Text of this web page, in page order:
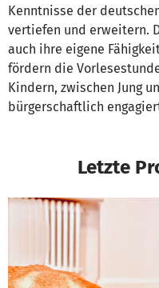
Kenntnisse der
vertiefen und erweitern.
auch ihre eigene
fördern die
Kindern, zwischen Jung
bürgerschaftlich
Letzte